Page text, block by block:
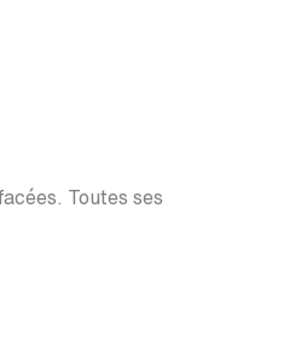
Toutes ses